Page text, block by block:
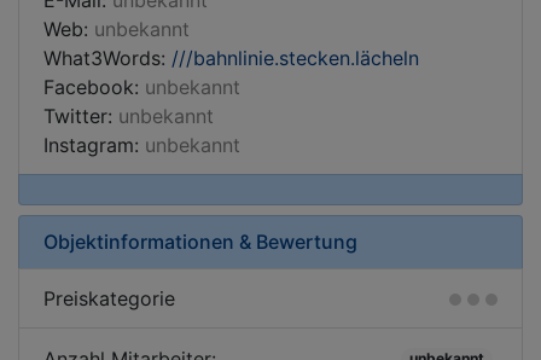
Web: unbekannt
What3Words: ///bahnlinie.stecken.lächeln
Facebook: unbekannt
Twitter: unbekannt
Instagram: unbekannt
Objektinformationen & Bewertung
Preiskategorie